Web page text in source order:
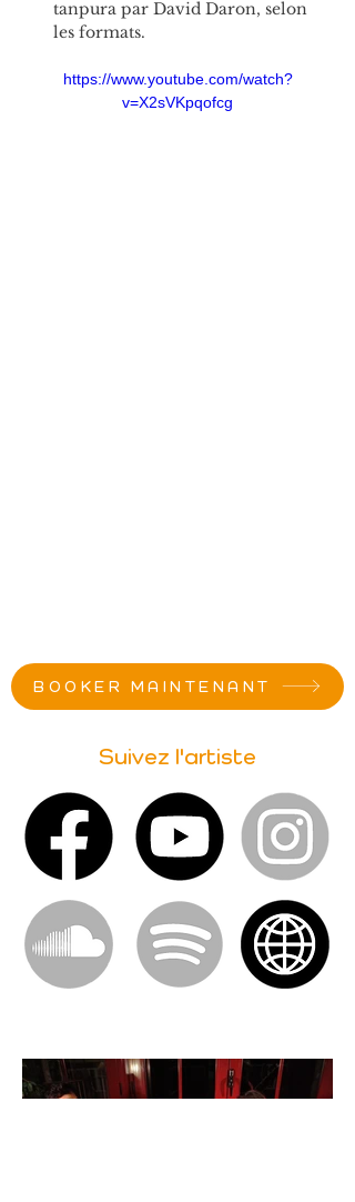
tanpura par David Daron, selon
les formats.
https://www.youtube.com/watch?
v=X2sVKpqofcg
BOOKER MAINTENANT
Suivez l'artiste